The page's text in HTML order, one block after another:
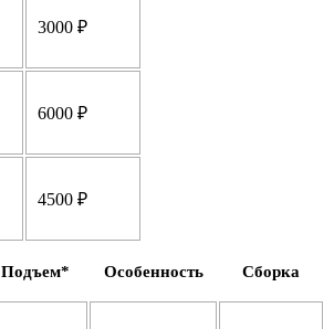
3000 ₽
6000 ₽
4500 ₽
Подъем* Особенность Сборка